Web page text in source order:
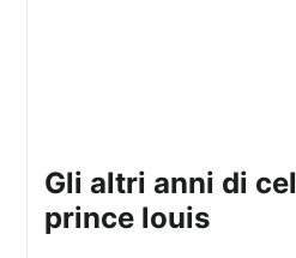
gli altri anni di celebrazione di
prince louis